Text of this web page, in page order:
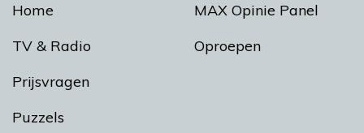
Home
TV & Radio
Prijsvragen
Puzzels
MAX Opinie Panel
Oproepen